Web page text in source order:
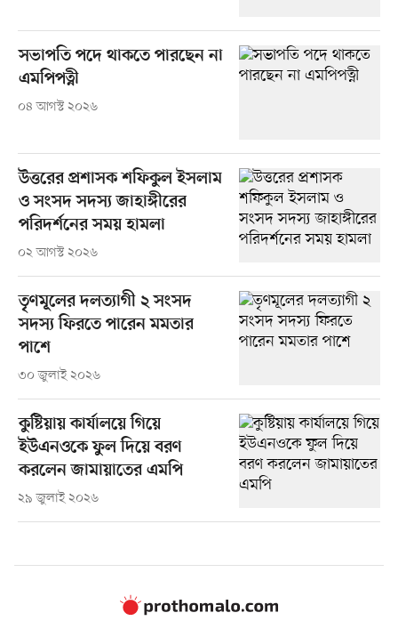
সভাপতি পদে থাকতে পারছেন না
এমপিপত্নী
০৪ আগস্ট ২০২৬
উত্তরের প্রশাসক শফিকুল ইসলাম
ও সংসদ সদস্য জাহাঙ্গীরের
পরিদর্শনের সময় হামলা
০২ আগস্ট ২০২৬
তৃণমূলের দলত্যাগী ২ সংসদ
সদস্য ফিরতে পারেন মমতার
পাশে
৩০ জুলাই ২০২৬
কুষ্টিয়ায় কার্যালয়ে গিয়ে
ইউএনওকে ফুল দিয়ে বরণ
করলেন জামায়াতের এমপি
২৯ জুলাই ২০২৬